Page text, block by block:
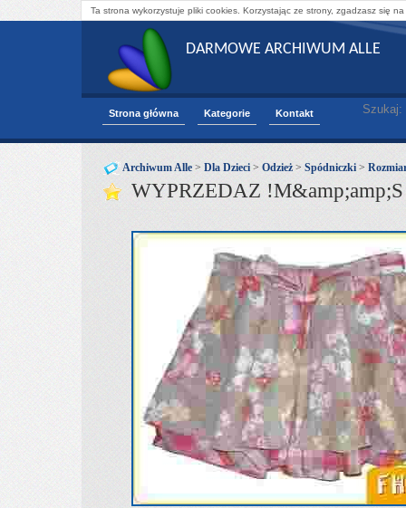
Ta strona wykorzystuje pliki cookies. Korzystając ze strony, zgadzasz się
DARMOWE ARCHIWUM ALLE
Strona główna Kategorie Kontakt Szukaj:
Archiwum Alle > Dla Dzieci > Odzież > Spódniczki >
WYPRZEDAZ